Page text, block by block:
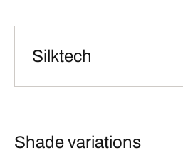
Silktech
Shade variations